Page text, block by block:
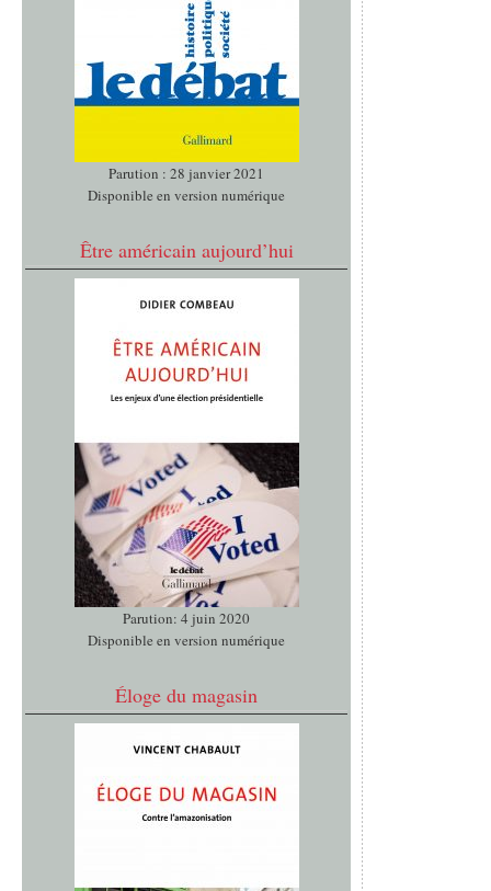
Parution : 28 janvier 2021
Disponible en version numérique
Être américain aujourd’hui
Parution: 4 juin 2020
Disponible en version numérique
Éloge du magasin